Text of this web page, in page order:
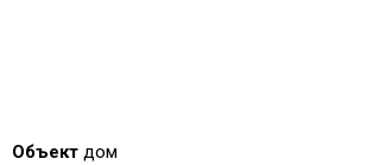
Объект дом